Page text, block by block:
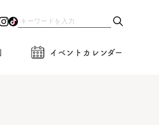
イベントカレンダー